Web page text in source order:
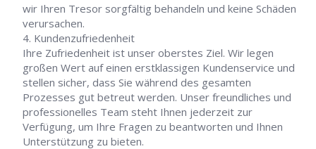
wir Ihren Tresor sorgfältig behandeln und keine Schäden
verursachen.
Kundenzufriedenheit
Ihre Zufriedenheit ist unser oberstes Ziel. Wir legen
großen Wert auf einen erstklassigen Kundenservice und
stellen sicher, dass Sie während des gesamten
Prozesses gut betreut werden. Unser freundliches und
professionelles Team steht Ihnen jederzeit zur
Verfügung, um Ihre Fragen zu beantworten und Ihnen
Unterstützung zu bieten.